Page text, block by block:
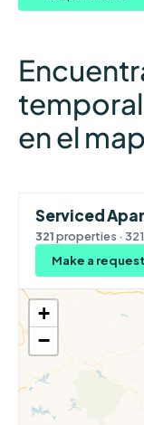
temporal
en el